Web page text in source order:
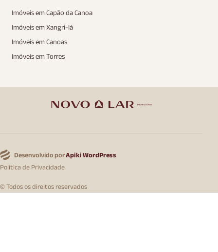
Imóveis em Capão da Canoa
Imóveis em Xangri-lá
Imóveis em Canoas
Imóveis em Torres
Desenvolvido porApiki WordPress
Política de Privacidade
© Todos os direitos reservados